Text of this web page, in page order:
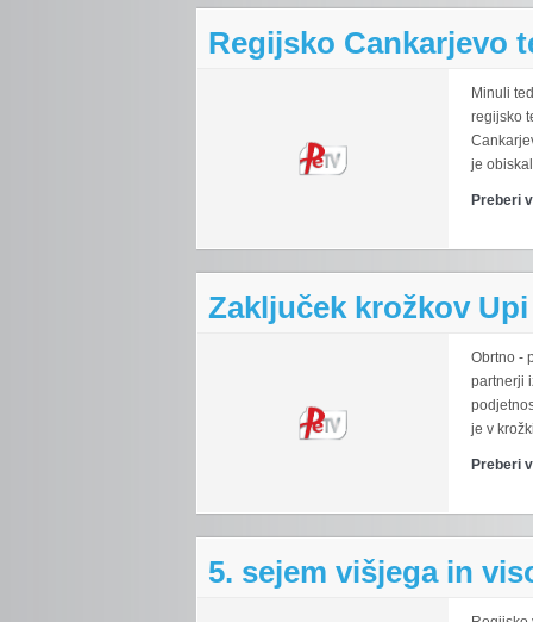
Regijsko Cankarjevo
Minuli
regijsko
je
Preberi
Zaključek krožkov Upi
Obrtno -
partnerji
je v
Preberi
5. sejem višjega in